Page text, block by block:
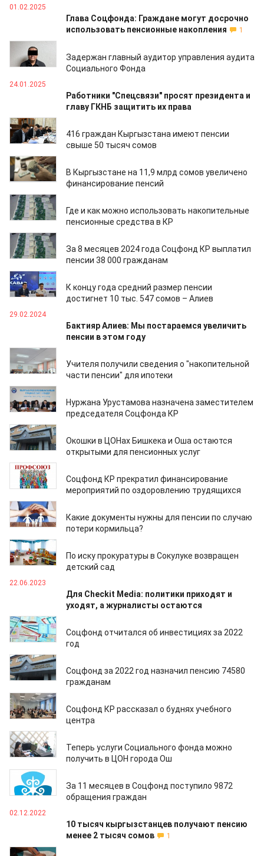
01.02.2025
Глава Соцфонда: Граждане могут досрочно
использовать пенсионные накопления
1
27.01.2025
Задержан главный аудитор управления аудита
Социального Фонда
24.01.2025
Работники "Спецсвязи" просят президента и
главу ГКНБ защитить их права
29.10.2024
416 граждан Кыргызстана имеют пенсии
свыше 50 тысяч сомов
07.10.2024
В Кыргызстане на 11,9 млрд сомов увеличено
финансирование пенсий
17.09.2024
Где и как можно использовать накопительные
пенсионные средства в КР
10.09.2024
За 8 месяцев 2024 года Соцфонд КР выплатил
пенсии 38 000 гражданам
02.08.2024
К концу года средний размер пенсии
достигнет 10 тыс. 547 сомов – Алиев
29.02.2024
Бактияр Алиев: Мы постараемся увеличить
пенсии в этом году
28.01.2024
Учителя получили сведения о "накопительной
части пенсии" для ипотеки
27.12.2023
Нуржана Урустамова назначена заместителем
председателя Соцфонда КР
16.11.2023
Окошки в ЦОНах Бишкека и Оша остаются
открытыми для пенсионных услуг
11.11.2023
Соцфонд КР прекратил финансирование
мероприятий по оздоровлению трудящихся
16.08.2023
Какие документы нужны для пенсии по случаю
потери кормильца?
23.06.2023
По иску прокуратуры в Сокулуке возвращен
детский сад
22.06.2023
Для Checkit Media: политики приходят и
уходят, а журналисты остаются
19.01.2023
Соцфонд отчитался об инвестициях за 2022
год
18.01.2023
Соцфонд за 2022 год назначил пенсию 74580
гражданам
26.12.2022
Соцфонд КР рассказал о буднях учебного
центра
18.12.2022
Теперь услуги Социального фонда можно
получить в ЦОН города Ош
08.12.2022
За 11 месяцев в Соцфонд поступило 9872
обращения граждан
02.12.2022
10 тысяч кыргызстанцев получают пенсию
менее 2 тысяч сомов
1
02.11.2022